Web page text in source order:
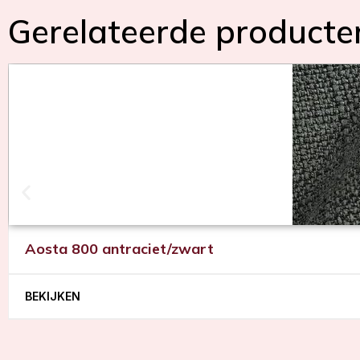
Gerelateerde
Aosta 800 antraciet/zwart
BEKIJKEN